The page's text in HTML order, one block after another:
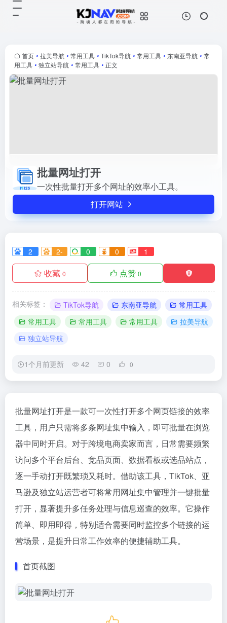
首页 • 拉美导航 • 常用工具 • TikTok导航 • 常用工具 • 东南亚导航 • 常
用工具 • 独立站导航 • 常用工具 • 正文
批量网址打开
一次性批量打开多个网址的效率小工具。
打开网站
2 2- 0 0 1
收藏 0 点赞 0
相关标签： TikTok导航 东南亚导航
常用工具
常用工具
常用工具 常用工具
拉美导航
独立站导航
1个月前更新 42 0 0
批量网址打开是一款可一次性打开多个网页链接的效率
工具，用户只需将多条网址集中输入，即可批量在浏览
器中同时开启。对于跨境电商卖家而言，日常需要频繁
访问多个平台后台、竞品页面、数据看板或选品站点，
逐一手动打开既繁琐又耗时。借助该工具，TikTok、亚
马逊及独立站运营者可将常用网址集中管理并一键批量
打开，显著提升多任务处理与信息巡查的效率。它操作
简单、即用即得，特别适合需要同时监控多个链接的运
营场景，是提升日常工作效率的便捷辅助工具。
首页截图